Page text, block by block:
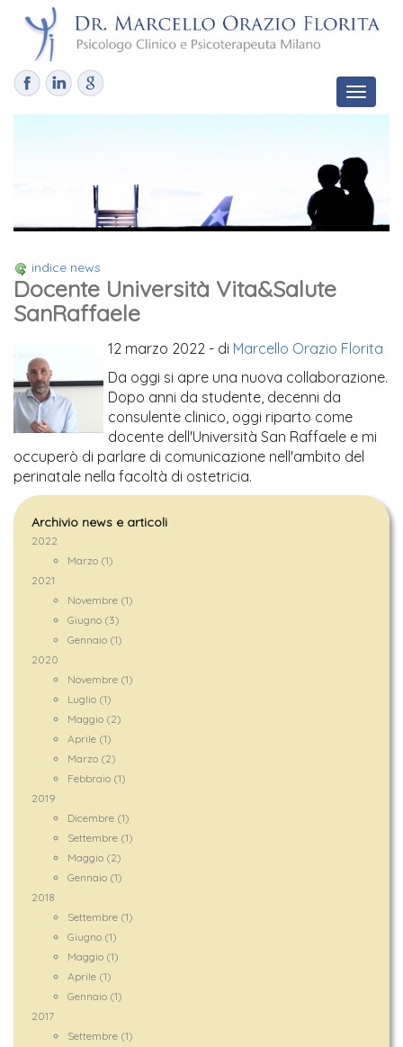
Toggle
indice news
Docente Università Vita&Salute
SanRaffaele
12 marzo 2022 - di Marcello Orazio Florita
Da oggi si apre una nuova collaborazione.
Dopo anni da studente, decenni da
consulente clinico, oggi riparto come
docente dell'Università San Raffaele e mi
occuperò di parlare di comunicazione nell'ambito del
perinatale nella facoltà di ostetricia.
Archivio news e articoli
2022
Marzo (1)
2021
Novembre (1)
Giugno (3)
Gennaio (1)
2020
Novembre (1)
Luglio (1)
Maggio (2)
Aprile (1)
Marzo (2)
Febbraio (1)
2019
Dicembre (1)
Settembre (1)
Maggio (2)
Gennaio (1)
2018
Settembre (1)
Giugno (1)
Maggio (1)
Aprile (1)
Gennaio (1)
2017
Settembre (1)